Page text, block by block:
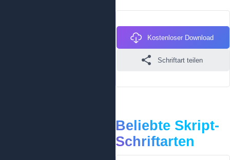
Kostenloser Download
Schriftart teilen
Beliebte Skript-
Schriftarten